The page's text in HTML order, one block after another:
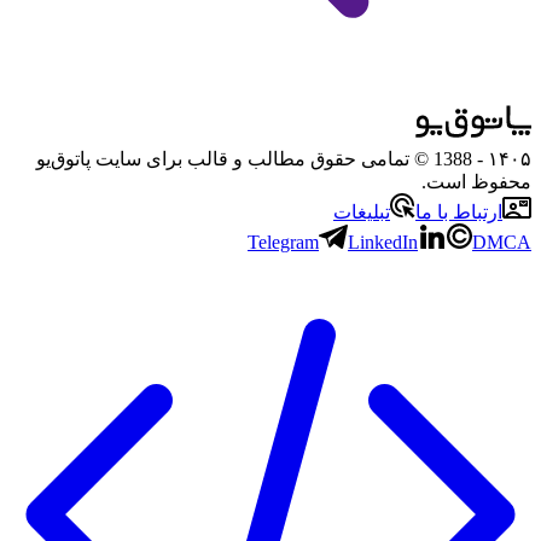
۱۴۰۵
- 1388 © تمامی حقوق مطالب و قالب برای سایت پاتوق‌یو
محفوظ است.
ارتباط با ما
تبلیغات
Telegram
LinkedIn DMCA